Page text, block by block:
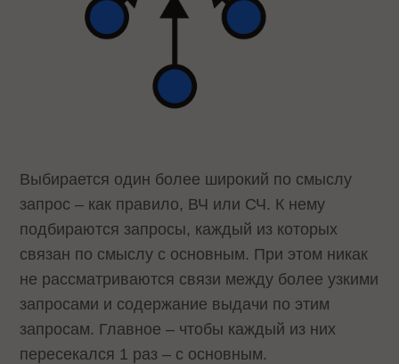
Выбирается один более широкий по смыслу
запрос – как правило, ВЧ или СЧ. К нему
подбираются запросы, каждый из которых
связан по смыслу с основным. При этом никак
не рассматриваются связи между более узкими
запросами и содержание выдачи по этим
запросам. Главное – чтобы каждый из них
пересекался 1 раз – с основным.